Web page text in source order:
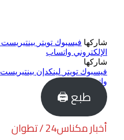
شاركها فيسبوك تويتر بينتيريست
الإلكتروني واتساب
شاركها
فيسبوك تويتر لينكدإن بينتيريست
واتساب
طبع 🖨
أخبار مكناس24 / تطوان